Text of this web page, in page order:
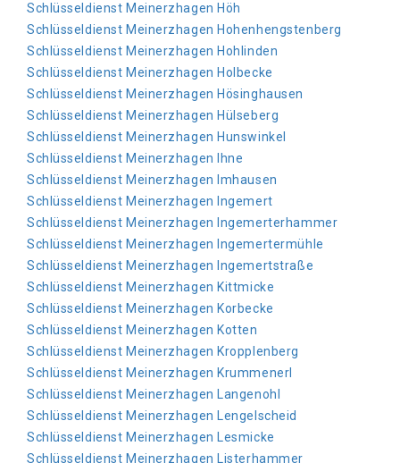
Schlüsseldienst Meinerzhagen Höh
Schlüsseldienst Meinerzhagen Hohenhengstenberg
Schlüsseldienst Meinerzhagen Hohlinden
Schlüsseldienst Meinerzhagen Holbecke
Schlüsseldienst Meinerzhagen Hösinghausen
Schlüsseldienst Meinerzhagen Hülseberg
Schlüsseldienst Meinerzhagen Hunswinkel
Schlüsseldienst Meinerzhagen Ihne
Schlüsseldienst Meinerzhagen Imhausen
Schlüsseldienst Meinerzhagen Ingemert
Schlüsseldienst Meinerzhagen Ingemerterhammer
Schlüsseldienst Meinerzhagen Ingemertermühle
Schlüsseldienst Meinerzhagen Ingemertstraße
Schlüsseldienst Meinerzhagen Kittmicke
Schlüsseldienst Meinerzhagen Korbecke
Schlüsseldienst Meinerzhagen Kotten
Schlüsseldienst Meinerzhagen Kropplenberg
Schlüsseldienst Meinerzhagen Krummenerl
Schlüsseldienst Meinerzhagen Langenohl
Schlüsseldienst Meinerzhagen Lengelscheid
Schlüsseldienst Meinerzhagen Lesmicke
Schlüsseldienst Meinerzhagen Listerhammer